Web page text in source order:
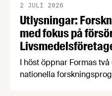
Utlysningar:
med fokus på
2 JULI 2026
I höst öppnar Formas
nationella